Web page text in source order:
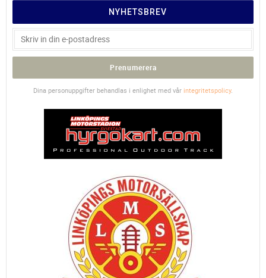
NYHETSBREV
Prenumerera
Dina personuppgifter behandlas i enlighet med vår integritetspolicy.